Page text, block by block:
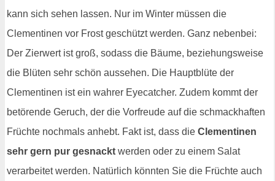
kann sich sehen lassen. Nur im Winter müssen die
Clementinen vor Frost geschützt werden. Ganz nebenbei:
Der Zierwert ist groß, sodass die Bäume, beziehungsweise
die Blüten sehr schön aussehen. Die Hauptblüte der
Clementinen ist ein wahrer Eyecatcher. Zudem kommt der
betörende Geruch, der die Vorfreude auf die schmackhaften
Früchte nochmals anhebt. Fakt ist, dass die Clementinen
sehr gern pur gesnackt werden oder zu einem Salat
verarbeitet werden. Natürlich könnten Sie die Früchte auch